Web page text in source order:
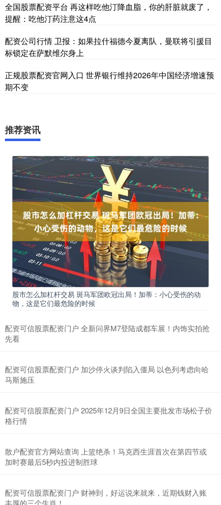
全国股票配资平台 再这样吃他汀降血脂，你的肝脏就废了，
提醒：吃他汀药注意这4点
配资公司行情 卫报：如果拉什福德今夏离队，曼联将引援目
标锁定在萨默维尔身上
正规股票配资官网入口 世界银行维持2026年中国经济增速预
期不变
推荐资讯
股市怎么加杠杆交易 斑马军团欧冠出局！加蒂：小心受伤的动
物，这是它们最危险的时候
配资可信股票配资门户 全新问界M7登陆成都车展！内饰实拍抢
先看
配资可信股票配资门户 加沙停火谈判陷入僵局 以色列考虑向哈
马斯施压
配资可信股票配资门户 2025年12月9日全国主要批发市场松子价
格行情
散户配资官方网站查询 上篮绝杀！马克西生涯首次在第四节或
加时赛最后5秒内投进制胜球
配资可信股票配资门户 财神到，好运说来就来，近期钱财入账
丰厚的三个生肖！